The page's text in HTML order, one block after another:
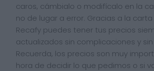
caros, cámbialo o modifícalo en la
no de lugar a error. Gracias a la
Recafy puedes tener tus precios
actualizados sin complicaciones y
Recuerda, los precios son muy
hora de decidir lo que pedimos o si